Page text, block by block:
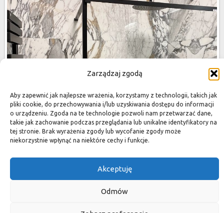
Zarządzaj zgodą
Aby zapewnić jak najlepsze wrażenia, korzystamy z technologii, takich jak
pliki cookie, do przechowywania i/lub uzyskiwania dostępu do informacji
o urządzeniu. Zgoda na te technologie pozwoli nam przetwarzać dane,
takie jak zachowanie podczas przeglądania lub unikalne identyfikatory na
tej stronie. Brak wyrażenia zgody lub wycofanie zgody może
niekorzystnie wpłynąć na niektóre cechy i funkcje.
Akceptuję
Odmów